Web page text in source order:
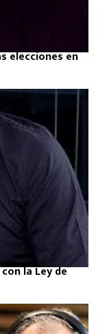
elecciones en
la Ley de